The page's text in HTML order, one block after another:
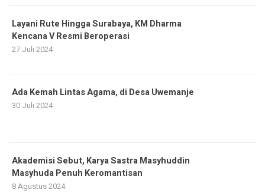
Layani Rute Hingga Surabaya, KM Dharma
Kencana V Resmi Beroperasi
27 Juli 2024
Ada Kemah Lintas Agama, di Desa Uwemanje
30 Juli 2024
Akademisi Sebut, Karya Sastra Masyhuddin
Masyhuda Penuh Keromantisan
8 Agustus 2024